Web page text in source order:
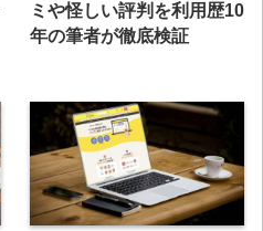
ミや怪しい評判を利用歴10
年の筆者が徹底検証